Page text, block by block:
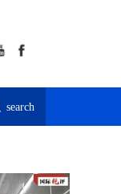
search